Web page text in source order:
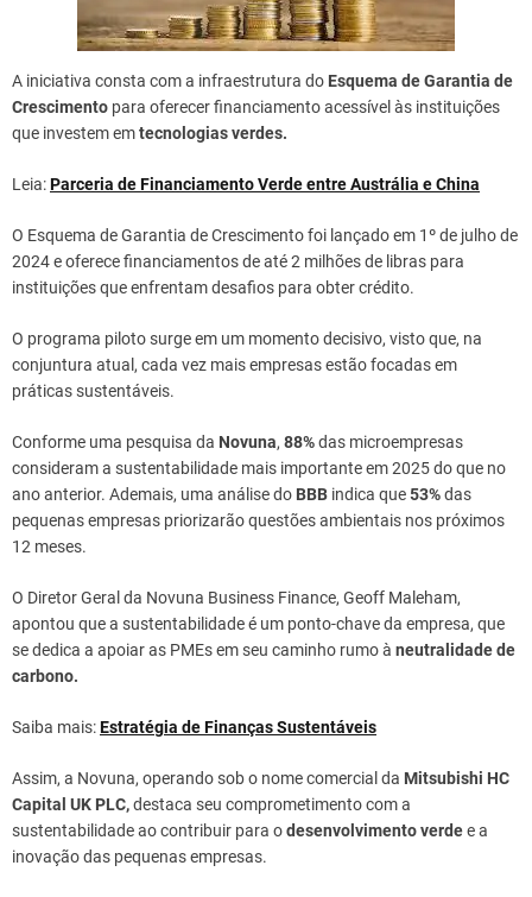
A iniciativa consta com a infraestrutura do Esquema de Garantia de
Crescimento para oferecer financiamento acessível às instituições
que investem emtecnologias verdes.
Leia:Parceria de Financiamento Verde entre Austrália e China
O Esquema de Garantia de Crescimento foi lançado em 1º de julho de
2024 e oferece financiamentos de até 2 milhões de libras para
instituições que enfrentam desafios para obter crédito.
O programa piloto surge em um momento decisivo, visto que, na
conjuntura atual, cada vez mais empresas estão focadas em
práticas sustentáveis.
Conforme uma pesquisa da Novuna, 88%das microempresas
consideram a sustentabilidade mais importante em 2025 do que no
ano anterior. Ademais, uma análise do BBB indica que53%das
pequenas empresas priorizarão questões ambientais nos próximos
12 meses.
O Diretor Geral da Novuna Business Finance, Geoff Maleham,
apontou que a sustentabilidade é um ponto-chave da empresa, que
se dedica a apoiar as PMEs em seu caminho rumo à neutralidade de
carbono.
Saiba mais:Estratégia de Finanças Sustentáveis
Assim, a Novuna, operando sob o nome comercial da Mitsubishi HC
Capital UK PLC,destaca seu comprometimento com a
sustentabilidade ao contribuir para odesenvolvimento verdee a
inovação das pequenas empresas.